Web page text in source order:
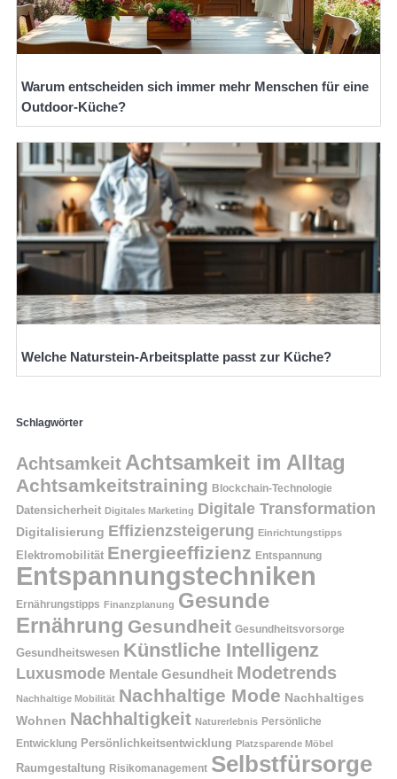
Warum entscheiden sich immer mehr Menschen für eine
Outdoor-Küche?
Welche Naturstein-Arbeitsplatte passt zur Küche?
Schlagwörter
Achtsamkeit Achtsamkeit im Alltag
Achtsamkeitstraining Blockchain-Technologie
Datensicherheit Digitales Marketing Digitale Transformation
Digitalisierung Effizienzsteigerung Einrichtungstipps
Elektromobilität Energieeffizienz Entspannung
Entspannungstechniken
Ernährungstipps Finanzplanung Gesunde
Ernährung Gesundheit Gesundheitsvorsorge
Gesundheitswesen Künstliche Intelligenz
Luxusmode Mentale Gesundheit Modetrends
Nachhaltige Mobilität Nachhaltige Mode Nachhaltiges
Wohnen Nachhaltigkeit Naturerlebnis Persönliche
Entwicklung Persönlichkeitsentwicklung Platzsparende Möbel
Raumgestaltung Risikomanagement Selbstfürsorge